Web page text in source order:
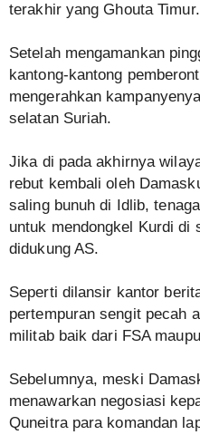
terakhir yang Ghouta Timur.
Setelah mengamankan
kantong-kantong
mengerahkan
selatan Suriah.
Jika di pada akhirnya
rebut kembali oleh
saling bunuh di Idlib,
untuk mendongkel Kurdi di
didukung AS.
Seperti dilansir kantor
pertempuran sengit pecah
militab baik dari FSA
Sebelumnya, meski
menawarkan negosiasi
Quneitra para komandan